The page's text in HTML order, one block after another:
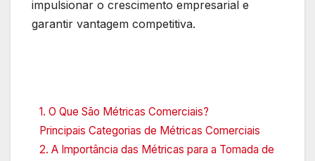
impulsionar o crescimento empresarial e
garantir vantagem competitiva.
1. O Que São Métricas Comerciais?
Principais Categorias de Métricas Comerciais
2. A Importância das Métricas para a Tomada de